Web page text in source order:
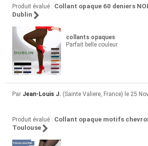
Produit évalué : Collant opaque 60 deniers
Dublin
collants opaques
Parfait belle couleur
Par Jean-Louis J. (Sainte Valiere, France) le 25
Produit évalué : Collant opaque motifs
Toulouse